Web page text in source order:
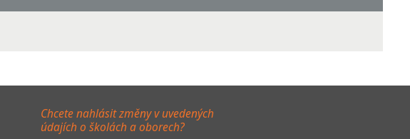
Chcete nahlásit změny v uvedených
údajích o školách a oborech?